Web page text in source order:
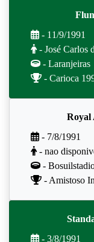
- 11/9/1991
- José Carlos
- Laranjeiras
- Carioca
Royal
- 7/8/1991
- nao
-
- Amistoso
- 3/8/1991